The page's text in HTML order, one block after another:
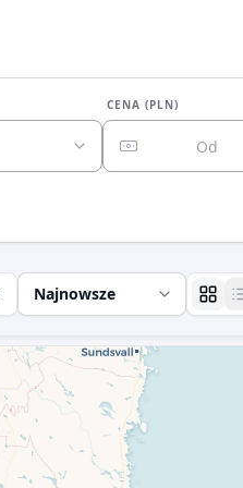
CENA (PLN)
Najnowsze